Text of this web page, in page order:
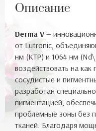
Описание
Derma V —
от Lutronic,
нм (KTP) и 1064 нм
воздействовать на как
сосудистые и
разработан
пигментацией,
проблемные зоны без
тканей. Благодаря